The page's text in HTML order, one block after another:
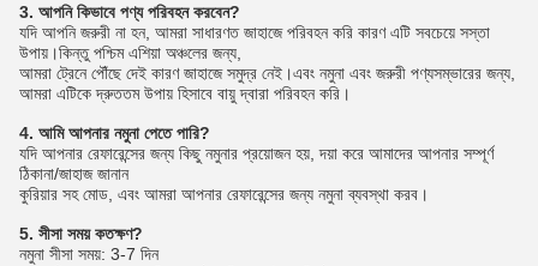
3. আপনি কিভাবে পণ্য পরিবহন করবেন?
যদি আপনি জরুরী না হন, আমরা সাধারণত জাহাজে পরিবহন করি কারণ এটি সবচেয়ে সস্তা
উপায়।কিন্তু পশ্চিম এশিয়া অঞ্চলের জন্য,
আমরা ট্রেনে পৌঁছে দেই কারণ জাহাজে সমুদ্র নেই।এবং নমুনা এবং জরুরী পণ্যসম্ভারের জন্য,
আমরা এটিকে দ্রুততম উপায় হিসাবে বায়ু দ্বারা পরিবহন করি।
4. আমি আপনার নমুনা পেতে পারি?
যদি আপনার রেফারেন্সের জন্য কিছু নমুনার প্রয়োজন হয়, দয়া করে আমাদের আপনার সম্পূর্ণ
ঠিকানা/জাহাজ জানান
কুরিয়ার সহ মোড, এবং আমরা আপনার রেফারেন্সের জন্য নমুনা ব্যবস্থা করব।
5. সীসা সময় কতক্ষণ?
নমুনা সীসা সময়: 3-7 দিন